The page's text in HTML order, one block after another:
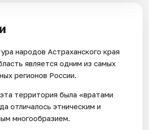
народов Астраханского края
является одним из самых
регионов России.
территория была «вратами
отличалось этническим и
многообразием.